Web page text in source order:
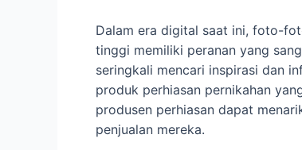
Dalam era digital saat ini, foto-
tinggi memiliki peranan yang
seringkali mencari inspirasi dan
produk perhiasan pernikahan
produsen perhiasan dapat
penjualan mereka.